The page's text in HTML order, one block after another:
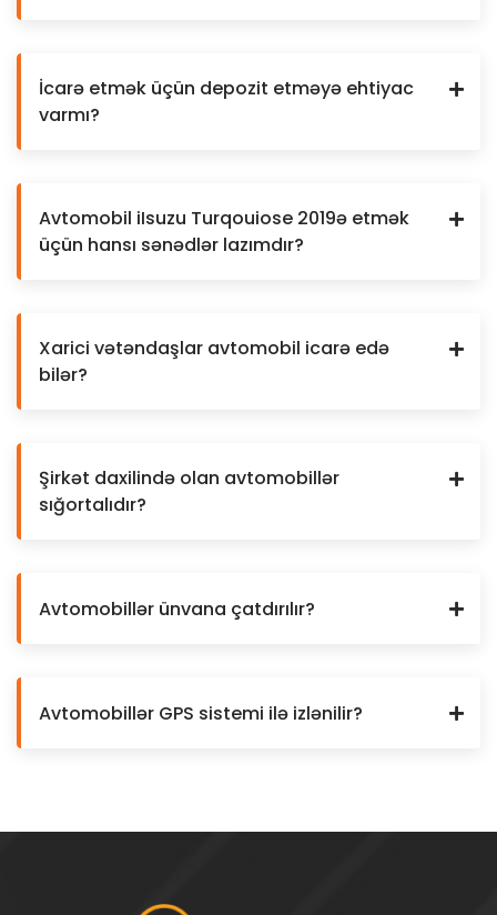
İcarə etmək üçün depozit etməyə ehtiyac
varmı?
Avtomobil iIsuzu Turqouiose 2019ə etmək
üçün hansı sənədlər lazımdır?
Xarici vətəndaşlar avtomobil icarə edə
bilər?
Şirkət daxilində olan avtomobillər
sığortalıdır?
Avtomobillər ünvana çatdırılır?
Avtomobillər GPS sistemi ilə izlənilir?